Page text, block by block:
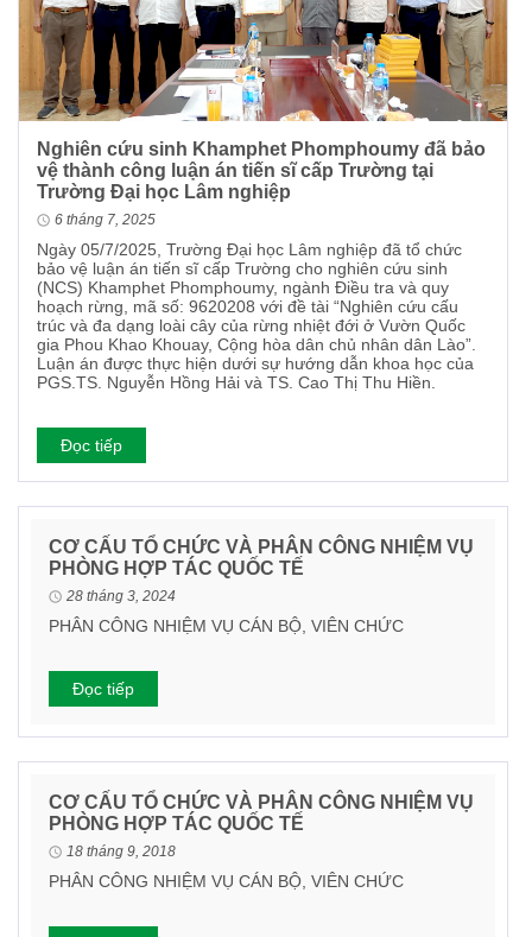
Nghiên cứu sinh Khamphet Phomphoumy đã bảo
vệ thành công luận án tiến sĩ cấp Trường tại
Trường Đại học Lâm nghiệp
6 tháng 7, 2025
Ngày 05/7/2025, Trường Đại học Lâm nghiệp đã tổ chức
bảo vệ luận án tiến sĩ cấp Trường cho nghiên cứu sinh
(NCS) Khamphet Phomphoumy, ngành Điều tra và quy
hoạch rừng, mã số: 9620208 với đề tài “Nghiên cứu cấu
trúc và đa dạng loài cây của rừng nhiệt đới ở Vườn Quốc
gia Phou Khao Khouay, Cộng hòa dân chủ nhân dân Lào”.
Luận án được thực hiện dưới sự hướng dẫn khoa học của
PGS.TS. Nguyễn Hồng Hải và TS. Cao Thị Thu Hiền.
Đọc tiếp
CƠ CẤU TỔ CHỨC VÀ PHÂN CÔNG NHIỆM VỤ
PHÒNG HỢP TÁC QUỐC TẾ
28 tháng 3, 2024
PHÂN CÔNG NHIỆM VỤ CÁN BỘ, VIÊN CHỨC
Đọc tiếp
CƠ CẤU TỔ CHỨC VÀ PHÂN CÔNG NHIỆM VỤ
PHÒNG HỢP TÁC QUỐC TẾ
18 tháng 9, 2018
PHÂN CÔNG NHIỆM VỤ CÁN BỘ, VIÊN CHỨC